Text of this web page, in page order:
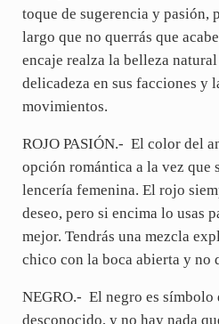
toque de sugerencia y pasión,
largo que no querrás que
encaje realza la belleza
delicadeza en sus facciones y
movimientos.
ROJO PASIÓN.- El color del
opción romántica a la vez que
lencería femenina. El rojo
deseo, pero si encima lo usas
mejor. Tendrás una mezcla
chico con la boca abierta y no
NEGRO.- El negro es símbolo
desconocido, y no hay nada